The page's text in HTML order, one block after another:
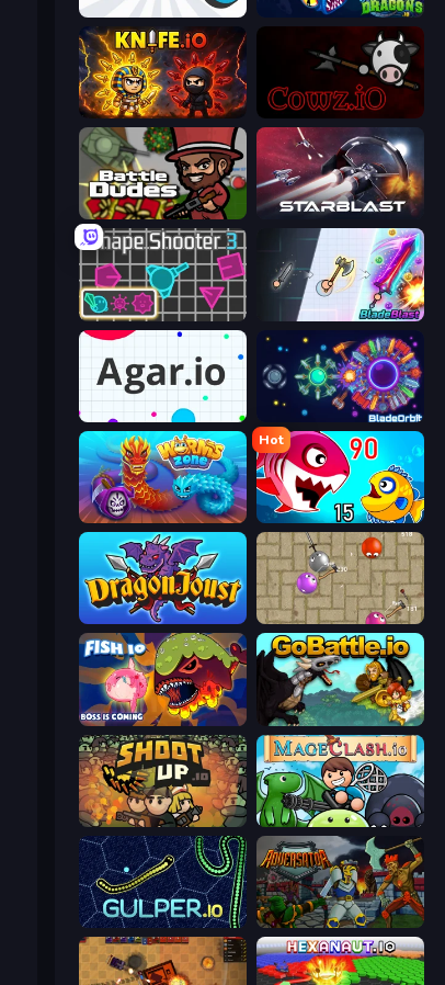
Diep.io SeaDragons.io
Knife.io cowz.io
BattleDudes.io StarBlast
Shape Shooter 3 BladeBlast.io
Agar.io BladeOrbit.io
Worms.Zone
Hot
Fish Eat Getting Big
Dragon Joust (.io) Balloons.io
Fish IO GoBattle.io
Shootup.io Mageclash.io
Gulper.io Adversator